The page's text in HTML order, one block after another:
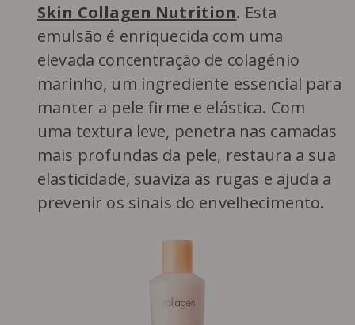
Skin Collagen Nutrition. Esta
emulsão é enriquecida com uma
elevada concentração de colagénio
marinho, um ingrediente essencial para
manter a pele firme e elástica. Com
uma textura leve, penetra nas camadas
mais profundas da pele, restaura a sua
elasticidade, suaviza as rugas e ajuda a
prevenir os sinais do envelhecimento.